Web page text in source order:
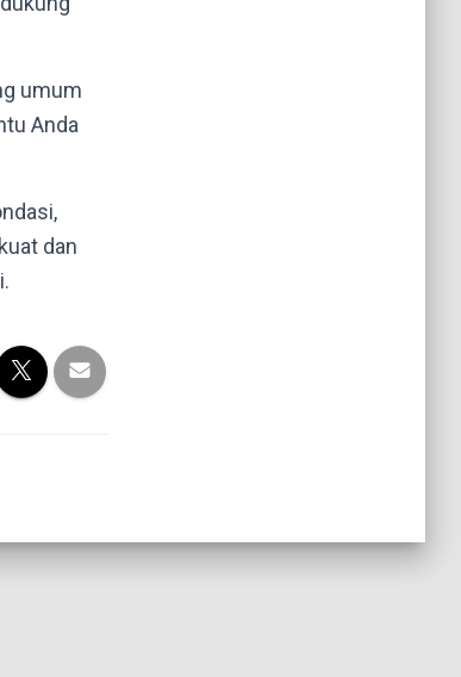
umum
Anda
dan